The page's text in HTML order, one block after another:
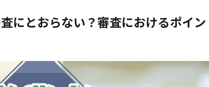
にとおらない？審査におけるポイン